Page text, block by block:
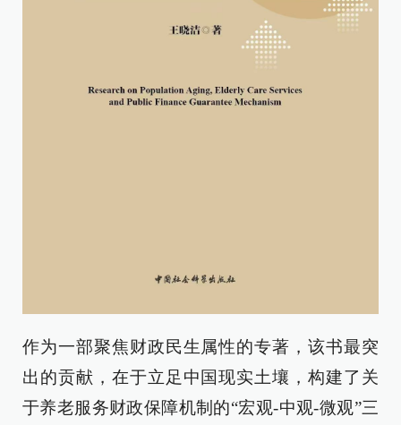
作为一部聚焦财政民生属性的专著，该书最突
出的贡献，在于立足中国现实土壤，构建了关
于养老服务财政保障机制的“宏观-中观-微观”三